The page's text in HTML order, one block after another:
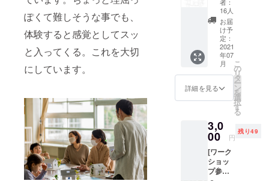
ぽくて難しそうな事でも、
体験すると感覚としてスッ
と入ってくる。これを大切
にしています。
ない所をエ
アコン等の
設備で補っ
ていくアプ
ローチで
す。
私たちはこ
チに共感さ
れるみんな
と一緒に、
設計の枠を
ご住所
もしく
はメー
ルアド
レス
へ、感
謝のお
手紙を
お届け
いたし
には、
塗り絵
もでき
るよう
な挿絵
を入れ
者：
16人
お届
け予
定：
2021
年07
月
詳細を見る
こ
の
リ
タ
ー
ン
を
選
択
す
る
3,0
00 円
残り49
[ワーク
ショッ
プ参加